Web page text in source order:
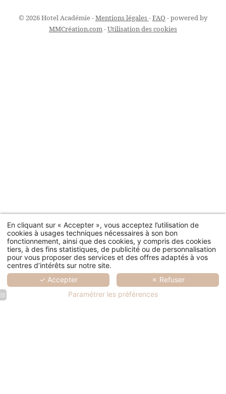
© 2026 Hotel Académie -Mentions légales-FAQ - powered by
MMCréation.com -Utilisation des cookies
En cliquant sur « Accepter », vous acceptez l’utilisation de
cookies à usages techniques nécessaires à son bon
fonctionnement, ainsi que des cookies, y compris des cookies
tiers, à des fins statistiques, de publicité ou de personnalisation
pour vous proposer des services et des offres adaptés à vos
centres d’intérêts sur notre site.
✓ Accepter
✗ Refuser
Paramétrer les préférences